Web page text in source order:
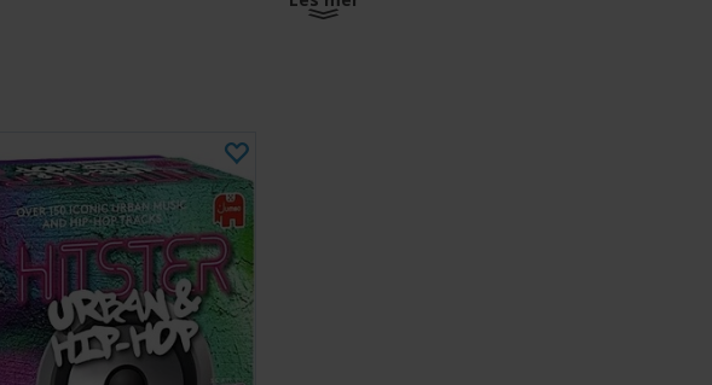
uendelig underholdende, og er det perfekte valget for enhver samling av
Hitster, og la Spotify spille sangen umiddelbart
Tidslinjeutfordring:
den første til å samle 10 kort på rad for å vinne
Flere moduser:Spill uformelt med enkle før/etter-gjetninger,
eller øk vanskelighetsgraden med Pro- og Expert-modusene som
krever nøyaktig årstall, artist og sangtittel
Party-perfekt moro:
kort sørger for høy energi og spenning for alle spillere